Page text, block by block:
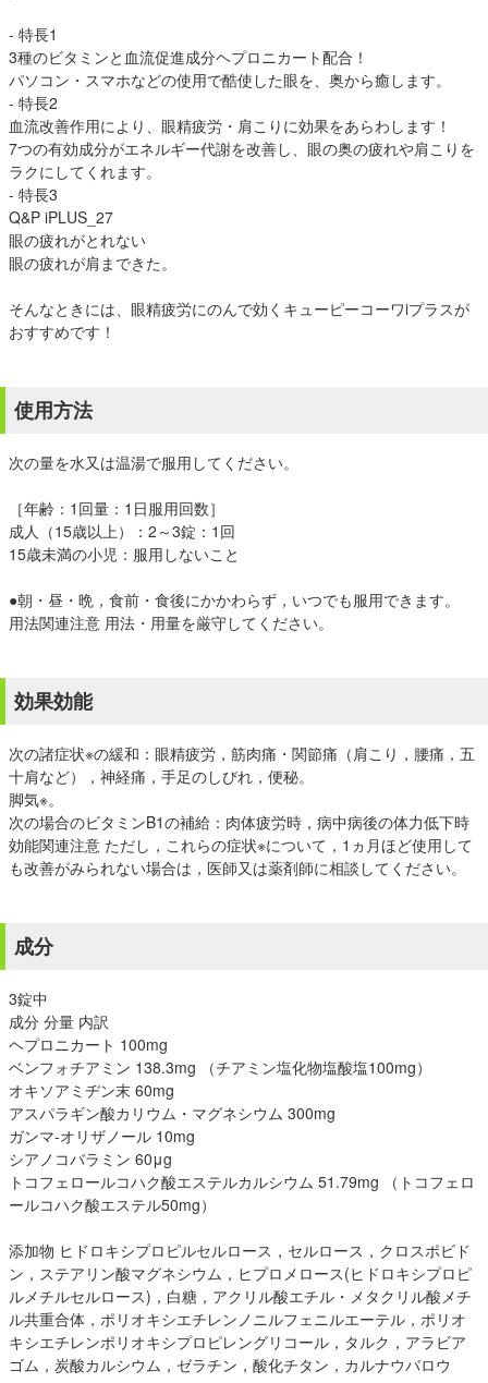
- 特長1
3種のビタミンと血流促進成分ヘプロニカート配合！
パソコン・スマホなどの使用で酷使した眼を、奥から癒します。
- 特長2
血流改善作用により、眼精疲労・肩こりに効果をあらわします！
7つの有効成分がエネルギー代謝を改善し、眼の奥の疲れや肩こりを
ラクにしてくれます。
- 特長3
Q&P iPLUS_27
眼の疲れがとれない
眼の疲れが肩まできた。
そんなときには、眼精疲労にのんで効くキューピーコーワiプラスが
おすすめです！
使用方法
次の量を水又は温湯で服用してください。
［年齢：1回量：1日服用回数］
成人（15歳以上）：2～3錠：1回
15歳未満の小児：服用しないこと
●朝・昼・晩，食前・食後にかかわらず，いつでも服用できます。
用法関連注意 用法・用量を厳守してください。
効果効能
次の諸症状※の緩和：眼精疲労，筋肉痛・関節痛（肩こり，腰痛，五
十肩など），神経痛，手足のしびれ，便秘。
脚気※。
次の場合のビタミンB1の補給：肉体疲労時，病中病後の体力低下時
効能関連注意 ただし，これらの症状※について，1ヵ月ほど使用して
も改善がみられない場合は，医師又は薬剤師に相談してください。
成分
3錠中
成分 分量 内訳
ヘプロニカート 100mg
ベンフォチアミン 138.3mg （チアミン塩化物塩酸塩100mg）
オキソアミヂン末 60mg
アスパラギン酸カリウム・マグネシウム 300mg
ガンマ-オリザノール 10mg
シアノコバラミン 60μg
トコフェロールコハク酸エステルカルシウム 51.79mg （トコフェロ
ールコハク酸エステル50mg）
添加物 ヒドロキシプロピルセルロース，セルロース，クロスポビド
ン，ステアリン酸マグネシウム，ヒプロメロース(ヒドロキシプロピ
ルメチルセルロース)，白糖，アクリル酸エチル・メタクリル酸メチ
ル共重合体，ポリオキシエチレンノニルフェニルエーテル，ポリオ
キシエチレンポリオキシプロピレングリコール，タルク，アラビア
ゴム，炭酸カルシウム，ゼラチン，酸化チタン，カルナウバロウ